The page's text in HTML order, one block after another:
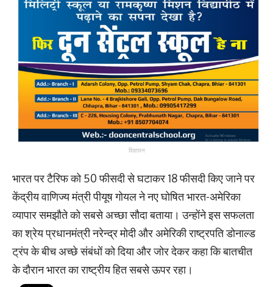
विज्ञापन
भारत पर टैरिफ को 50 फीसदी से घटाकर 18 फीसदी किए जाने पर
केंद्रीय वाणिज्य मंत्री पीयूष गोयल ने नए घोषित भारत-अमेरिका
व्यापार समझौते को सबसे अच्छा सौदा बताया। उन्होंने इस सफलता
का श्रेय प्रधानमंत्री नरेन्द्र मोदी और अमेरिकी राष्ट्रपति डोनाल्ड
ट्रंप के बीच अच्छे संबंधों को दिया और जोर देकर कहा कि बातचीत
के दौरान भारत का राष्ट्रीय हित सबसे ऊपर रहा।